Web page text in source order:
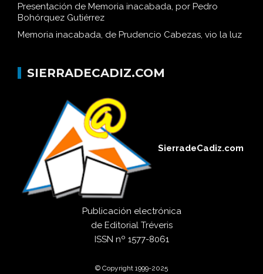
Presentación de Memoria inacabada, por Pedro
Bohórquez Gutiérrez
Memoria inacabada, de Prudencio Cabezas, vio la luz
SIERRADECADIZ.COM
SierradeCadiz.com
Publicación electrónica
de Editorial Tréveris
ISSN nº 1577-8061
© Copyright 1999-2025